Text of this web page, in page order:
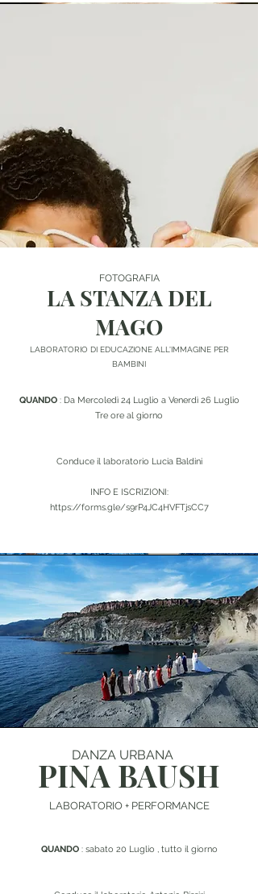
FOTOGRAFIA
LA STANZA DEL
MAGO
LABORATORIO DI EDUCAZIONE ALL'IMMAGINE PER
BAMBINI
QUANDO: Da Mercoledì 24 Luglio a Venerdì 26 Luglio
Tre ore al giorno
Conduce il laboratorio Lucia Baldini
INFO E ISCRIZIONI:
https://forms.gle/s9rP4JC4HVFTjsCC7
PINA BAUSH
DANZA URBANA
LABORATORIO + PERFORMANCE
QUANDO: sabato 20 Luglio , tutto il giorno